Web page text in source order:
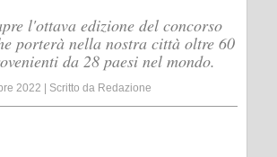
l'ottava edizione del concorso
porterà nella nostra città oltre 60
da 28 paesi nel mondo.
2022 Scritto da Redazione